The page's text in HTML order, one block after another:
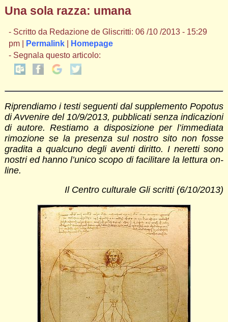
Una sola razza: umana
- Scritto da Redazione de Gliscritti: 06 /10 /2013 - 15:29
pm |
Permalink|
Homepage
- Segnala questo articolo:
Riprendiamo i testi seguenti dal supplemento Popotus
di Avvenire del 10/9/2013, pubblicati senza indicazioni
di autore. Restiamo a disposizione per l’immediata
rimozione se la presenza sul nostro sito non fosse
gradita a qualcuno degli aventi diritto. I neretti sono
nostri ed hanno l’unico scopo di facilitare la lettura on-
line.
Il Centro culturale Gli scritti (6/10/2013)